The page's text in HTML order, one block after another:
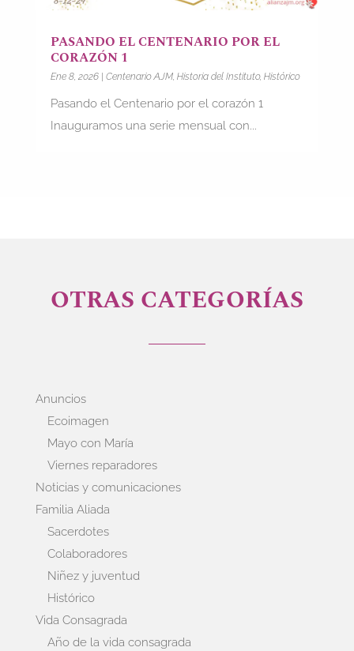
PASANDO EL CENTENARIO POR EL
CORAZÓN 1
Ene 8, 2026| Centenario AJM, Historia del Instituto, Histórico
Pasando el Centenario por el corazón 1
Inauguramos una serie mensual con...
OTRAS CATEGORÍAS
Anuncios
Ecoimagen
Mayo con María
Viernes reparadores
Noticias y comunicaciones
Familia Aliada
Sacerdotes
Colaboradores
Niñez y juventud
Histórico
Vida Consagrada
Año de la vida consagrada